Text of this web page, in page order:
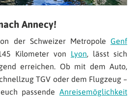
Annecy!
der Schweizer Metropole Genf
Kilometer von Lyon, lässt sich
erreichen. Ob mit dem Auto,
TGV oder dem Flugzeug –
passende Anreisemöglichkeit